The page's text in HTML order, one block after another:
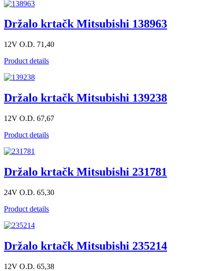
Držalo krtačk Mitsubishi 138963
12V O.D. 71,40
Product details
Držalo krtačk Mitsubishi 139238
12V O.D. 67,67
Product details
Držalo krtačk Mitsubishi 231781
24V O.D. 65,30
Product details
Držalo krtačk Mitsubishi 235214
12V O.D. 65,38